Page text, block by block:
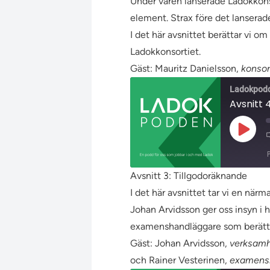
RSS-
FLÖDE
LÄNK
BÄDDA IN
element. Strax före det
I det här avsnittet berättar vi
Ladokkonsortiet.
Gäst: Mauritz Danielsson,
Avsnitt
Spela
upp
RSS-
FLÖDE
DELA
LÄNK
BÄDDA IN
Avsnitt 3: Tillgodoräknande
I det här avsnittet tar vi en
Johan Arvidsson ger oss insyn i
examenshandläggare som
Gäst: Johan Arvidsson,
och Rainer Vesterinen,